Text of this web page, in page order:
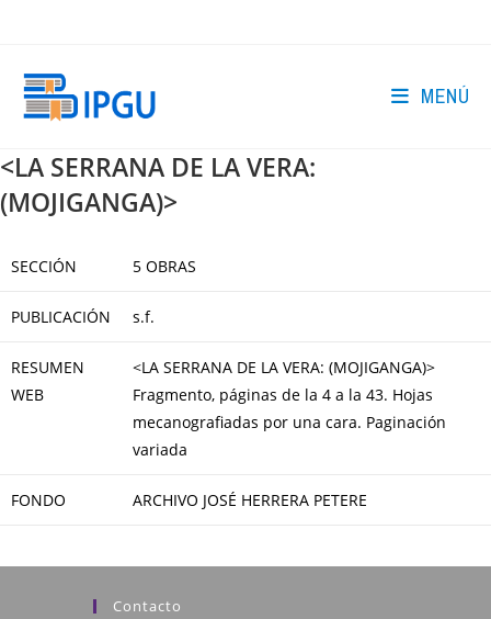
MENÚ
<LA SERRANA DE LA VERA:
(MOJIGANGA)>
SECCIÓN 5 OBRAS
PUBLICACIÓN s.f.
RESUMEN
WEB
<LA SERRANA DE LA VERA: (MOJIGANGA)>
Fragmento, páginas de la 4 a la 43. Hojas
mecanografiadas por una cara. Paginación
variada
FONDO ARCHIVO JOSÉ HERRERA PETERE
Contacto